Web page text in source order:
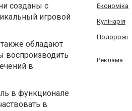
созданы с
игровой
обладают
в
в функционале
в
Економіка
Кулінарія
Подорожі
Реклама